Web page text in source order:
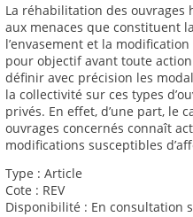
La réhabilitation des ouvrages
aux menaces que constituent
l’envasement et la
pour objectif avant toute
définir avec précision les
la collectivité sur ces types
privés. En effet, d’une part, le
ouvrages concernés connaît
modifications susceptibles
Type : Article
Cote : REV
Disponibilité : En consultation